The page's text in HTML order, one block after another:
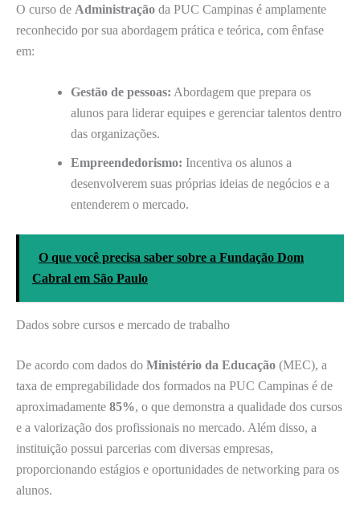
O curso de Administração da PUC Campinas é amplamente
reconhecido por sua abordagem prática e teórica, com ênfase
em:
Gestão de pessoas: Abordagem que prepara os
alunos para liderar equipes e gerenciar talentos dentro
das organizações.
Empreendedorismo: Incentiva os alunos a
desenvolverem suas próprias ideias de negócios e a
entenderem o mercado.
O que você precisa saber sobre a Fundação Dom
Cabral em São Paulo
Dados sobre cursos e mercado de trabalho
De acordo com dados do Ministério da Educação (MEC), a
taxa de empregabilidade dos formados na PUC Campinas é de
aproximadamente 85%, o que demonstra a qualidade dos cursos
e a valorização dos profissionais no mercado. Além disso, a
instituição possui parcerias com diversas empresas,
proporcionando estágios e oportunidades de networking para os
alunos.